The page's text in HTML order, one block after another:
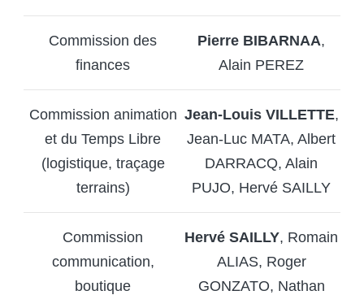
Commission des
finances
Pierre BIBARNAA,
Alain PEREZ
Commission animation
et du Temps Libre
(logistique, traçage
terrains)
Jean-Louis VILLETTE,
Jean-Luc MATA, Albert
DARRACQ, Alain
PUJO, Hervé SAILLY
Commission
communication,
boutique
Hervé SAILLY, Romain
ALIAS, Roger
GONZATO, Nathan